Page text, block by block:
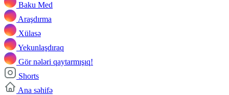
Baku Med
Araşdırma
Xülasə
Yekunlaşdıraq
Gör nələri qaytarmışıq!
Shorts
Ana səhifə